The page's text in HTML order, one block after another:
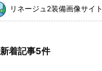
リネージュ2装備画像サイト
新着記事5件